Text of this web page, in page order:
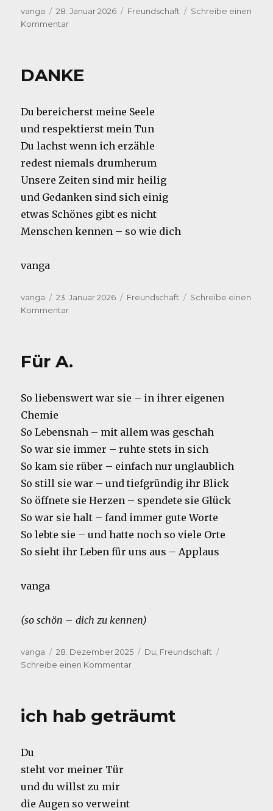
Autor
vanga
Veröffentlicht
am
28. Januar 2026 Kategorien
Freundschaft
Schreibe einen
Kommentarzu
DANKE
Du bereicherst meine Seele
und respektierst mein Tun
Du lachst wenn ich erzähle
redest niemals drumherum
Unsere Zeiten sind mir heilig
und Gedanken sind sich einig
etwas Schönes gibt es nicht
Menschen kennen – so wie dich
vanga
Autor
vanga
Veröffentlicht
am
23. Januar 2026 Kategorien
Freundschaft
Schreibe einen
Kommentarzu
Für A.
So liebenswert war sie – in ihrer eigenen
Chemie
So Lebensnah – mit allem was geschah
So war sie immer – ruhte stets in sich
So kam sie rüber – einfach nur unglaublich
So still sie war – und tiefgründig ihr Blick
So öffnete sie Herzen – spendete sie Glück
So war sie halt – fand immer gute Worte
So lebte sie – und hatte noch so viele Orte
So sieht ihr Leben für uns aus – Applaus
vanga
(so schön – dich zu kennen)
Autor
vanga
Veröffentlicht
am
28. Dezember 2025 Kategorien
Du, Freundschaft
Schreibe einen Kommentarzu
ich hab geträumt
Du
steht vor meiner Tür
und du willst zu mir
die Augen so verweint